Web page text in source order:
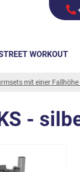
mit einer
-
WORKOUT